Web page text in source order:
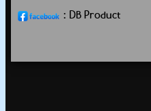
: DB Product